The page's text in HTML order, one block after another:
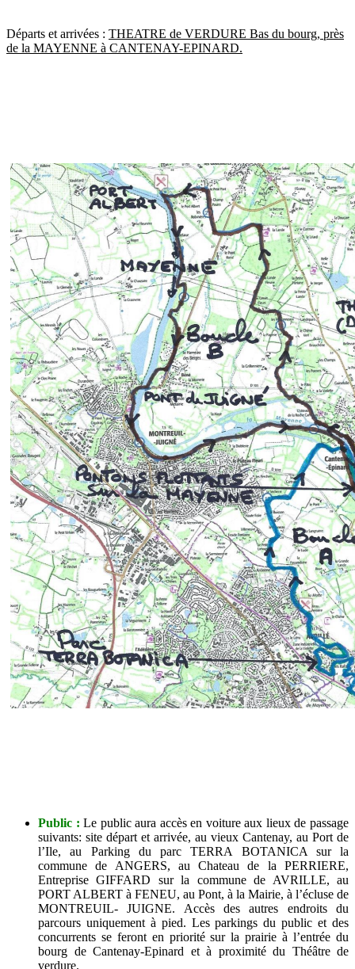
Départs et arrivées : THEATRE de VERDURE Bas du bourg, près
de la MAYENNE à CANTENAY-EPINARD.
Public : Le public aura accès en voiture aux lieux de passage
suivants: site départ et arrivée, au vieux Cantenay, au Port de
l’Ile, au Parking du parc TERRA BOTANICA sur la
commune de ANGERS, au Chateau de la PERRIERE,
Entreprise GIFFARD sur la commune de AVRILLE, au
PORT ALBERT à FENEU, au Pont, à la Mairie, à l’écluse de
MONTREUIL- JUIGNE. Accès des autres endroits du
parcours uniquement à pied. Les parkings du public et des
concurrents se feront en priorité sur la prairie à l’entrée du
bourg de Cantenay-Epinard et à proximité du Théâtre de
verdure.